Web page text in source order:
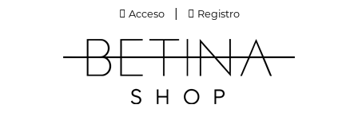
Acceso
Acceso | Registro
Registro